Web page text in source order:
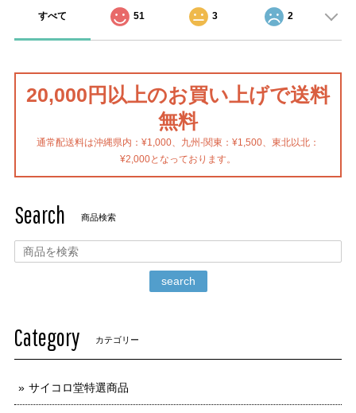
すべて 51 3 2
20,000円以上のお買い上げで送料
無料
通常配送料は沖縄県内：¥1,000、九州-関東：¥1,500、東北以北：
¥2,000となっております。
Search 商品検索
search
Category カテゴリー
サイコロ堂特選商品